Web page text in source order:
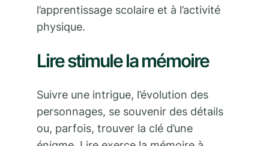
l’apprentissage scolaire et à l’activité
physique.
Lire stimule la mémoire
Suivre une intrigue, l’évolution des
personnages, se souvenir des détails
ou, parfois, trouver la clé d’une